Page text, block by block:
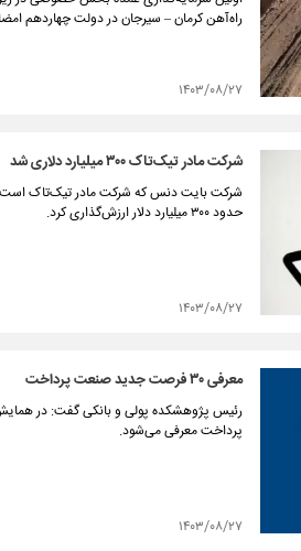
راه‌آهن کرمان – سیرجان در دولت چهاردهم
۱۴۰۳/۰۸/۲۷
شرکت مادر تیک‌تاک ۳۰۰ میلیارد دلاری شد
شرکت بایت دنس که شرکت مادر تیک‌تاک است،
حدود ۳۰۰ میلیارد دلار ارزش‌گذاری کرد.
۱۴۰۳/۰۸/۲۷
معرفی ۳۰ فرصت جدید صنعت پرداخت
پرداخت معرفی می‌شود.
۱۴۰۳/۰۸/۲۷